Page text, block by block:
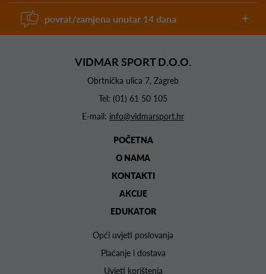
povrat/zamjena unutar 14 dana
VIDMAR SPORT D.O.O.
Obrtnička ulica 7, Zagreb
Tel: (01) 61 50 105
E-mail: info@vidmarsport.hr
POČETNA
O NAMA
KONTAKTI
AKCIJE
EDUKATOR
Opći uvjeti poslovanja
Plaćanje i dostava
Uvjeti korištenja